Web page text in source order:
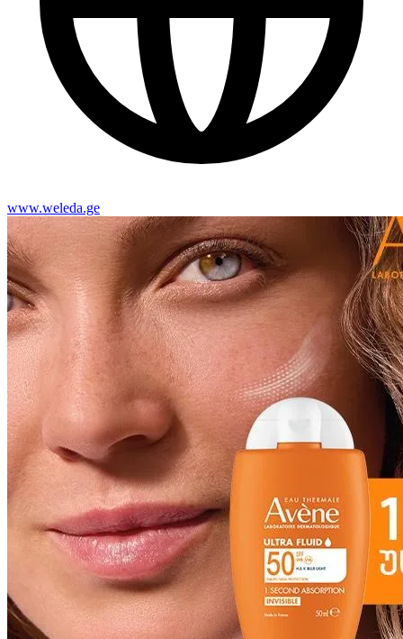
www.weleda.ge